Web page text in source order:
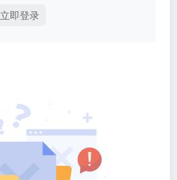
立即登录